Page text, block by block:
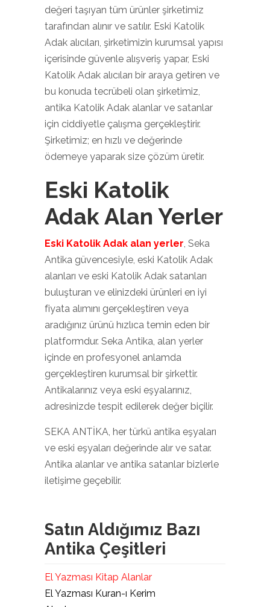
değeri taşıyan tüm ürünler şirketimiz
tarafından alınır ve satılır. Eski Katolik
Adak alıcıları, şirketimizin kurumsal yapısı
içerisinde güvenle alışveriş yapar, Eski
Katolik Adak alıcıları bir araya getiren ve
bu konuda tecrübeli olan şirketimiz,
antika Katolik Adak alanlar ve satanlar
için ciddiyetle çalışma gerçekleştirir.
Şirketimiz; en hızlı ve değerinde
ödemeye yaparak size çözüm üretir.
Eski Katolik
Adak Alan Yerler
Eski Katolik Adak alan yerler, Seka
Antika güvencesiyle, eski Katolik Adak
alanları ve eski Katolik Adak satanları
buluşturan ve elinizdeki ürünleri en iyi
fiyata alımını gerçekleştiren veya
aradığınız ürünü hızlıca temin eden bir
platformdur. Seka Antika, alan yerler
içinde en profesyonel anlamda
gerçekleştiren kurumsal bir şirkettir.
Antikalarınız veya eski eşyalarınız,
adresinizde tespit edilerek değer biçilir.
SEKA ANTİKA, her türkü antika eşyaları
ve eski eşyaları değerinde alır ve satar.
Antika alanlar ve antika satanlar bizlerle
iletişime geçebilir.
Satın Aldığımız Bazı
Antika Çeşitleri
El Yazması Kitap Alanlar
El Yazması Kuran-ı Kerim